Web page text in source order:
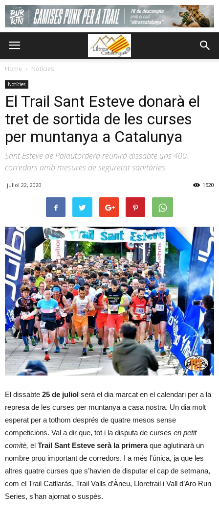
Home Notícies
Notícies
El Trail Sant Esteve donarà el
tret de sortida de les curses
per muntanya a Catalunya
Sant Esteve de Palautordera reunirà dissabte uns 400
corredors amb mesures de seguretat sanitàries
juliol 22, 2020 1520
El dissabte 25 de juliol serà el dia marcat en el calendari per a la
represa de les curses per muntanya a casa nostra. Un dia molt
esperat per a tothom després de quatre mesos sense
competicions. Val a dir que, tot i la disputa de curses en petit
comitè, el Trail Sant Esteve serà la primeraque aglutinarà un
nombre prou important de corredors. I a més l’única, ja que les
altres quatre curses que s’havien de disputar el cap de setmana,
com el Trail Catllaràs, Trail Valls d’Àneu, Lloretrail i Vall d’Aro Run
Series, s’han ajornat o suspès.